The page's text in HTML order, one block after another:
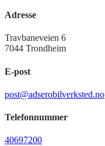
Adresse
Travbaneveien 6
7044 Trondheim
E-post
post@adserobilverksted.no
Telefonnummer
40697200